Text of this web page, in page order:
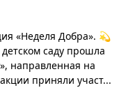
«Неделя Добра». 💫
саду прошла
направленная на
приняли участ...